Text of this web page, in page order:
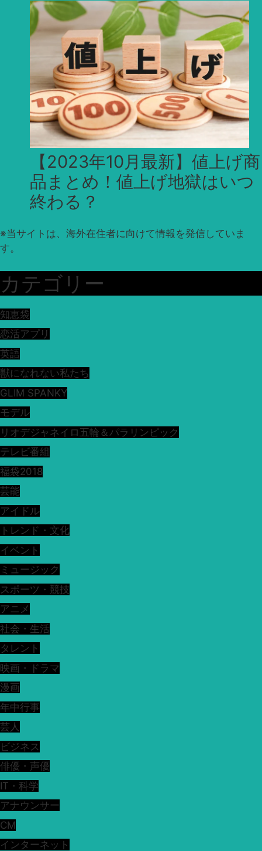
【2023年10月最新】値上げ商
品まとめ！値上げ地獄はいつ
終わる？
※当サイトは、海外在住者に向けて情報を発信していま
す。
カテゴリー
知恵袋
恋活アプリ
英語
獣になれない私たち
GLIM SPANKY
モデル
リオデジャネイロ五輪＆パラリンピック
テレビ番組
福袋2018
芸能
アイドル
トレンド・文化
イベント
ミュージック
スポーツ・競技
アニメ
社会・生活
タレント
映画・ドラマ
漫画
年中行事
芸人
ビジネス
俳優・声優
IT・科学
アナウンサー
CM
インターネット